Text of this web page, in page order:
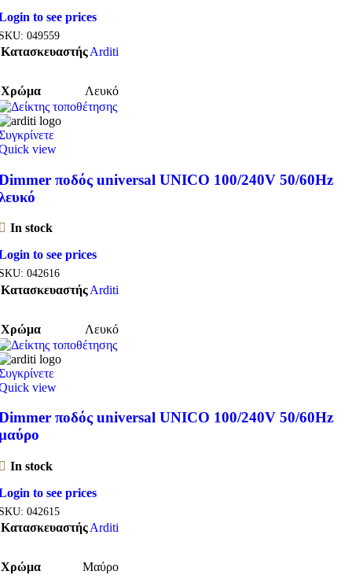
to see prices
049559
ΚατασκευαστήςArditi
Χρώμα Λευκό
view
ποδός universal UNICO 100/240V 50/60Hz
In stock
to see prices
042616
ΚατασκευαστήςArditi
Χρώμα Λευκό
view
ποδός universal UNICO 100/240V 50/60Hz
In stock
to see prices
042615
ΚατασκευαστήςArditi
Χρώμα Μαύρο